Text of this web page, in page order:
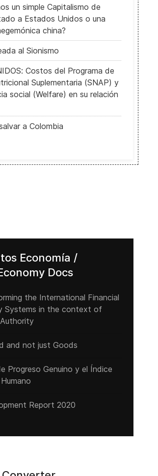
y es hora de despertar
un simple Capitalismo de
a Estados Unidos o una
china?
al Sionismo
Costos del Programa de
Suplementaria (SNAP) y
social (Welfare) en su relación
a Colombia
Economía /
Docs
the International Financial
Systems in the context of
and not just Goods
Progreso Genuino y el Índice
Report 2020